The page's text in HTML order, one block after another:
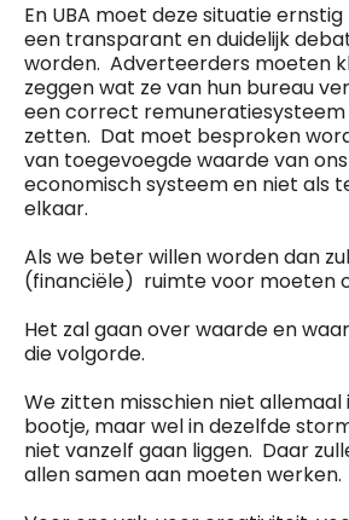
En UBA moet deze situatie
een transparant en duidelijk
worden. Adverteerders moeten
zeggen wat ze van hun bureau
een correct
zetten. Dat moet besproken
van toegevoegde waarde van
economisch systeem en niet als
elkaar.
Als we beter willen worden dan
(financiële) ruimte voor moeten
Het zal gaan over waarde en
die volgorde.
We zitten misschien niet
bootje, maar wel in dezelfde
niet vanzelf gaan liggen. Daar
allen samen aan moeten werken.